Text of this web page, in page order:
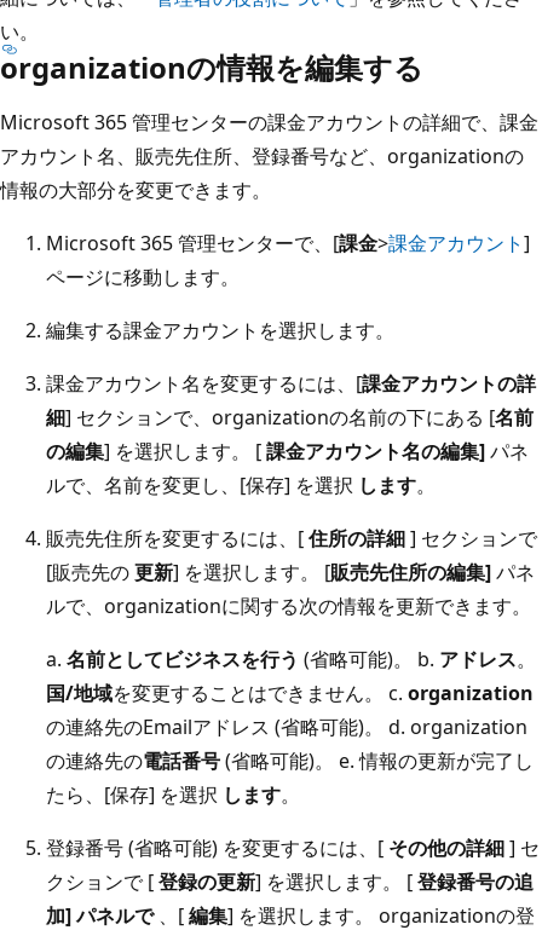
い。
organizationの情報を編集する
Microsoft 365 管理センターの課金アカウントの詳細で、課金
アカウント名、販売先住所、登録番号など、organizationの
情報の大部分を変更できます。
Microsoft 365 管理センターで、[課金>課金アカウント]
ページに移動します。
編集する課金アカウントを選択します。
課金アカウント名を変更するには、[課金アカウントの詳
細] セクションで、organizationの名前の下にある [名前
の編集] を選択します。 [課金アカウント名の編集]パネ
ルで、名前を変更し、[保存] を選択 します。
販売先住所を変更するには、[住所の詳細] セクションで
[販売先の更新] を選択します。 [販売先住所の編集]パネ
ルで、organizationに関する次の情報を更新できます。
a. 名前としてビジネスを行う (省略可能)。 b. アドレス。
国/地域を変更することはできません。 c. organization
の連絡先のEmailアドレス (省略可能)。 d. organization
の連絡先の電話番号(省略可能)。 e. 情報の更新が完了し
たら、[保存] を選択 します。
登録番号 (省略可能) を変更するには、[ その他の詳細] セ
クションで [登録の更新] を選択します。 [登録番号の追
加] パネルで、[編集] を選択します。 organizationの登